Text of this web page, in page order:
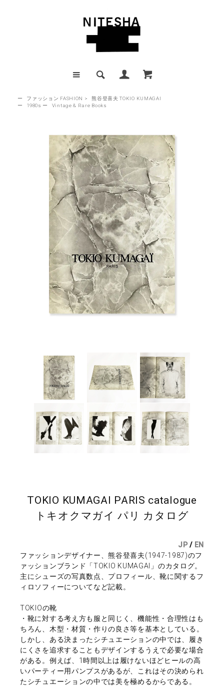
ー ファッション FASHION >
熊谷登喜夫 TOKIO KUMAGAI
ー
1980s ー Vintage & Rare Books
TOKIO KUMAGAI PARIS catalogue
トキオクマガイ パリ カタログ
JP / EN
ファッションデザイナー、熊谷登喜夫(1947-1987)のフ
ァッションブランド「TOKIO KUMAGAI」のカタログ。
主にシューズの写真数点、プロフィール、靴に関するフ
ィロソフィーについてなど記載。
TOKIOの靴
・靴に対する考え方も服と同じく、機能性・合理性はも
ちろん、木型・材質・作りの良さ等を基本としている。
しかし、ある決まったシチュエーションの中では、履き
にくさを追求することもデザインするうえで必要な場合
がある。例えば、1時間以上は履けないほどヒールの高
いパーティー用パンプスがあるが、これはその決められ
たシチュエーションの中では美を極めるからである。